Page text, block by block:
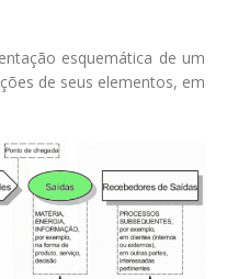
esquemática de um
de seus elementos, em